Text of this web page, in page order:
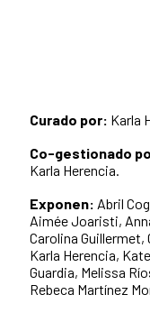
Curado por: Karla
Co-gestionado
Karla Herencia.
Exponen: Abril
Aimée Joaristi,
Carolina
Karla Herencia,
Guardia, Melissa
Rebeca Martínez